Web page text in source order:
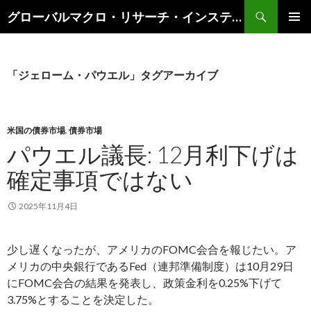
グローバルマクロ・リサーチ・インスティテュート
索
ン
キ
プ
「ジェローム・パウエル」タグアーカイブ
米国の債券市場, 債券市場
パウエル議長: 12月利下げは
確定事項ではない
2025年11月4日
少し遅くなったが、アメリカのFOMC会合を報じたい。ア
メリカの中央銀行であるFed（連邦準備制度）は10月29日
にFOMC会合の結果を発表し、政策金利を0.25%下げて
3.75%とすることを決定した。